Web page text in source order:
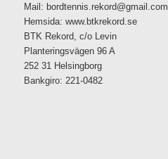
Mail: bordtennis.rekord@gmail.com
Hemsida: www.btkrekord.se
BTK Rekord, c/o Levin
Planteringsvägen 96 A
252 31 Helsingborg
Bankgiro: 221-0482